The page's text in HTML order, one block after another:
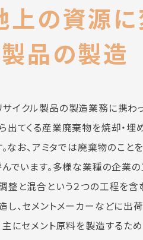
の資源に
品の製造
イクル製品の製造業務に携わ
てくる産業廃棄物を焼却・埋
なお、アミタでは廃棄物のこと
んでいます。多様な業種の企業
と混合という２つの工程を含
、セメントメーカーなどに出荷
主にセメント原料を製造するた